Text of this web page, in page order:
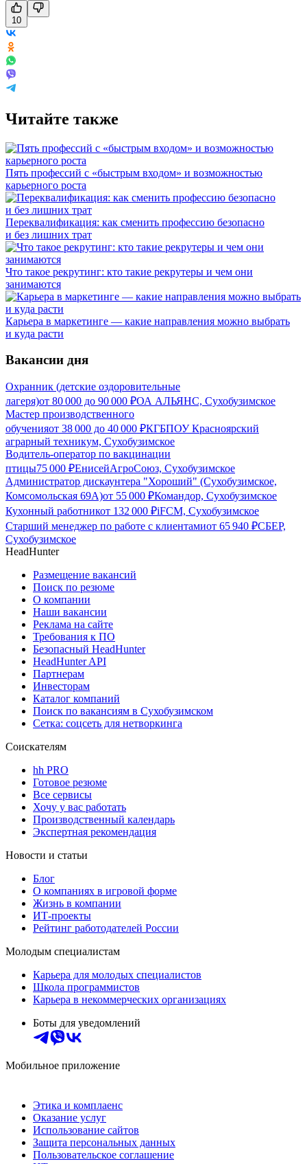
10
Читайте также
Пять профессий с «быстрым входом» и возможностью
карьерного роста
Переквалификация: как сменить профессию безопасно
и без лишних трат
Что такое рекрутинг: кто такие рекрутеры и чем они
занимаются
Карьера в маркетинге — какие направления можно выбрать
и куда расти
Вакансии дня
Охранник (детские оздоровительные
лагеря)от 80 000 до 90 000 ₽ОА АЛЬЯНС, Сухобузимское
Мастер производственного
обученияот 38 000 до 40 000 ₽КГБПОУ Красноярский
аграрный техникум, Сухобузимское
Водитель-оператор по вакцинации
птицы75 000 ₽ЕнисейАгроСоюз, Сухобузимское
Администратор дискаунтера "Хороший" (Сухобузимское,
Комсомольская 69А)от 55 000 ₽Командор, Сухобузимское
Кухонный работникот 132 000 ₽iFCM, Сухобузимское
Старший менеджер по работе с клиентамиот 65 940 ₽СБЕР,
Сухобузимское
HeadHunter
Размещение вакансий
Поиск по резюме
О компании
Наши вакансии
Реклама на сайте
Требования к ПО
Безопасный HeadHunter
HeadHunter API
Партнерам
Инвесторам
Каталог компаний
Поиск по вакансиям в Сухобузимском
Сетка: соцсеть для нетворкинга
Соискателям
hh PRO
Готовое резюме
Все сервисы
Хочу у вас работать
Производственный календарь
Экспертная рекомендация
Новости и статьи
Блог
О компаниях в игровой форме
Жизнь в компании
ИТ-проекты
Рейтинг работодателей России
Молодым специалистам
Карьера для молодых специалистов
Школа программистов
Карьера в некоммерческих организациях
Боты для уведомлений
Мобильное приложение
Этика и комплаенс
Оказание услуг
Использование сайтов
Защита персональных данных
Пользовательское соглашение